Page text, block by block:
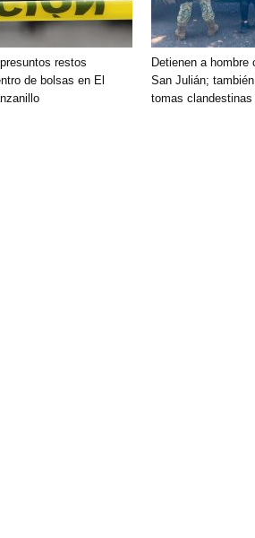
restos
de bolsas en El
Detienen a hombre
San Julián;
tomas